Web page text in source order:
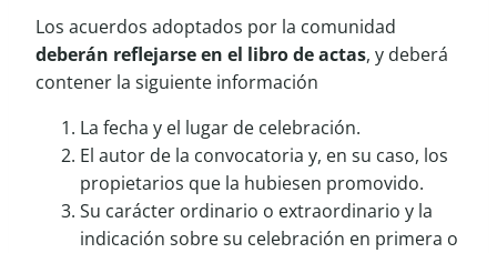
Los acuerdos adoptados por la comunidad
deberán reflejarse en el libro de actas, y deberá
contener la siguiente información
La fecha y el lugar de celebración.
El autor de la convocatoria y, en su caso, los
propietarios que la hubiesen promovido.
Su carácter ordinario o extraordinario y la
indicación sobre su celebración en primera o